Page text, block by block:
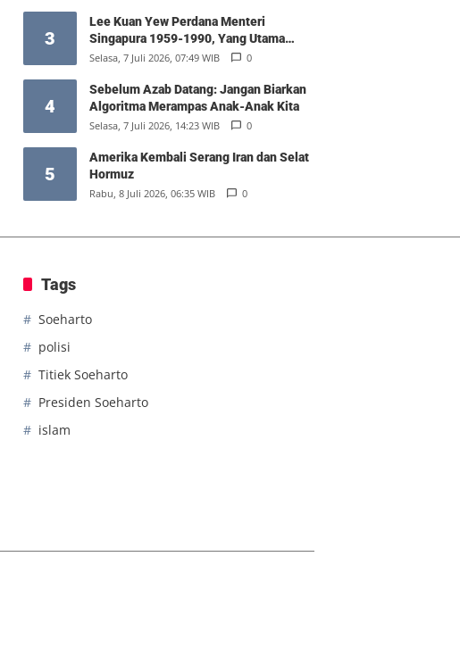
3
Lee Kuan Yew Perdana Menteri
Singapura 1959-1990, Yang Utama
Diantara Yang Sederajat
Selasa, 7 Juli 2026, 07:49 WIB 0
4
Sebelum Azab Datang: Jangan Biarkan
Algoritma Merampas Anak-Anak Kita
Selasa, 7 Juli 2026, 14:23 WIB 0
5
Amerika Kembali Serang Iran dan Selat
Hormuz
Rabu, 8 Juli 2026, 06:35 WIB 0
Tags
Soeharto
polisi
Titiek Soeharto
Presiden Soeharto
islam